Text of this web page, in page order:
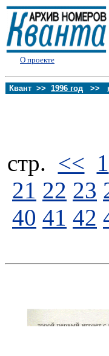
О проекте
Квант >> 1996 год >>
стp. << 1
21 22 23
40 41 42